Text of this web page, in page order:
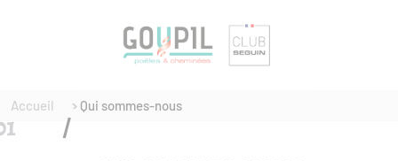
Accueil Qui sommes-nous